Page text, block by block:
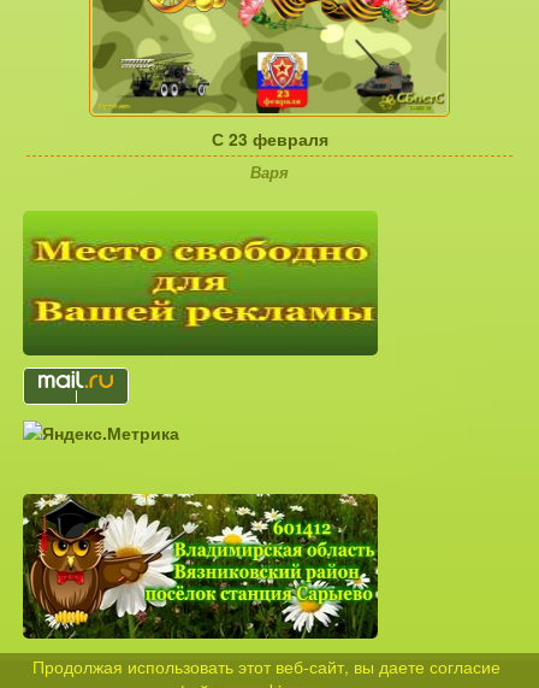
Продолжая использовать этот веб-сайт, вы даете согласие
С 23 февраля
Варя